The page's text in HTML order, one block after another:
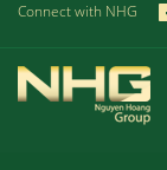
Connect with NHG